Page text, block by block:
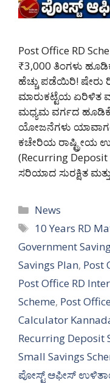
Post Office RD
₹3,000 ತಿಂಗಳು
ಹೆಚ್ಚು ಪಡೆಯಿರಿ! ಷೇರು
ಮಾರುಕಟ್ಟೆಯ ಏರಿಳಿತ
ಮಧ್ಯಮ ವರ್ಗದ
ಯೋಜನೆಗಳು
ಕಚೇರಿಯ ರಾಷ್ಟ್ರೀಯ
(Recurring
ಸರಿಯಾದ ಸುರಕ್ಷಿತ
Categories
News
Tags
10 Years RD
Government
Savings Plan, Post
Post Office RD
Scheme, Post
Calculator
Recurring Deposit
Small Savings
ಪೋಸ್ಟ್ ಆಫೀಸ್